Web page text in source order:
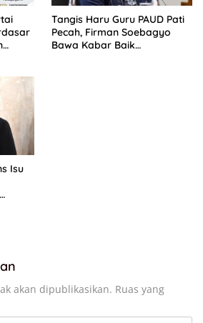
Tangis Haru Guru PAUD Pati
Pecah, Firman Soebagyo
Bawa Kabar Baik
Isu
akan dipublikasikan. Ruas yang